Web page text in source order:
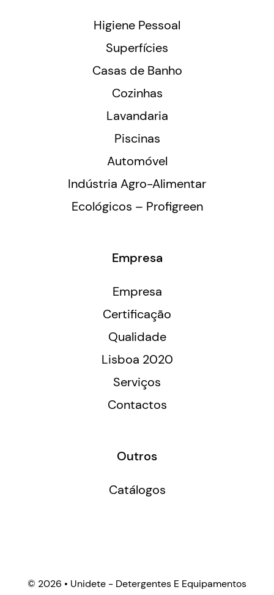
Higiene Pessoal
Superfícies
Casas de Banho
Cozinhas
Lavandaria
Piscinas
Automóvel
Indústria Agro-Alimentar
Ecológicos – Profigreen
Empresa
Empresa
Certificação
Qualidade
Lisboa 2020
Serviços
Contactos
Outros
Catálogos
© 2026 • Unidete - Detergentes E Equipamentos